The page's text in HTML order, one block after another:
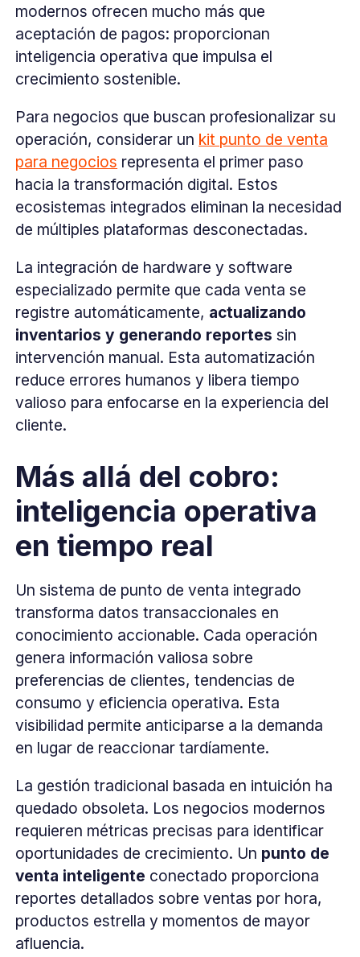
modernos ofrecen mucho más que
aceptación de pagos: proporcionan
inteligencia operativa que impulsa el
crecimiento sostenible.
Para negocios que buscan profesionalizar su
operación, considerar un kit punto de venta
para negocios representa el primer paso
hacia la transformación digital. Estos
ecosistemas integrados eliminan la necesidad
de múltiples plataformas desconectadas.
La integración de hardware y software
especializado permite que cada venta se
registre automáticamente, actualizando
inventarios y generando reportes sin
intervención manual. Esta automatización
reduce errores humanos y libera tiempo
valioso para enfocarse en la experiencia del
cliente.
Más allá del cobro:
inteligencia operativa
en tiempo real
Un sistema de punto de venta integrado
transforma datos transaccionales en
conocimiento accionable. Cada operación
genera información valiosa sobre
preferencias de clientes, tendencias de
consumo y eficiencia operativa. Esta
visibilidad permite anticiparse a la demanda
en lugar de reaccionar tardíamente.
La gestión tradicional basada en intuición ha
quedado obsoleta. Los negocios modernos
requieren métricas precisas para identificar
oportunidades de crecimiento. Un punto de
venta inteligente conectado proporciona
reportes detallados sobre ventas por hora,
productos estrella y momentos de mayor
afluencia.